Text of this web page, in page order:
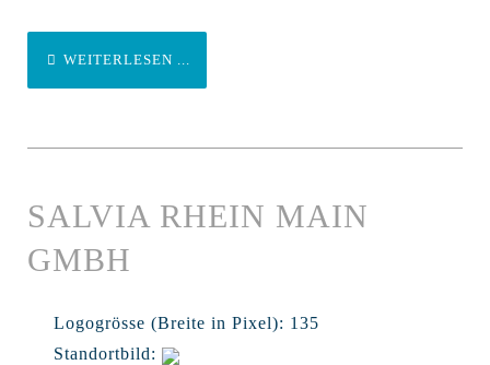
WEITERLESEN ...
SALVIA RHEIN MAIN
GMBH
Logogrösse (Breite in Pixel): 135
Standortbild: